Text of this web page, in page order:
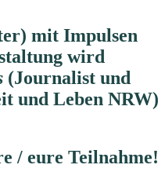
mit Impulsen
wird
(Journalist und
und Leben NRW)
/ eure Teilnahme!